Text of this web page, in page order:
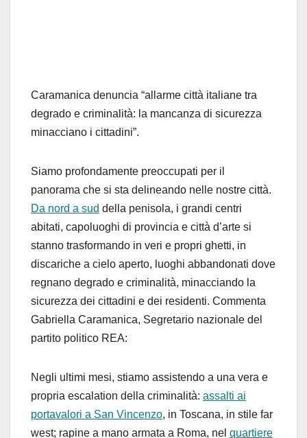
Caramanica denuncia “allarme città italiane tra
degrado e criminalità: la mancanza di sicurezza
minacciano i cittadini”.
Siamo profondamente preoccupati per il
panorama che si sta delineando nelle nostre città.
Da nord a sud della penisola, i grandi centri
abitati, capoluoghi di provincia e città d’arte si
stanno trasformando in veri e propri ghetti, in
discariche a cielo aperto, luoghi abbandonati dove
regnano degrado e criminalità, minacciando la
sicurezza dei cittadini e dei residenti. Commenta
Gabriella Caramanica, Segretario nazionale del
partito politico REA:
Negli ultimi mesi, stiamo assistendo a una vera e
propria escalation della criminalità: assalti ai
portavalori a San Vincenzo, in Toscana, in stile far
west; rapine a mano armata a Roma, nel quartiere